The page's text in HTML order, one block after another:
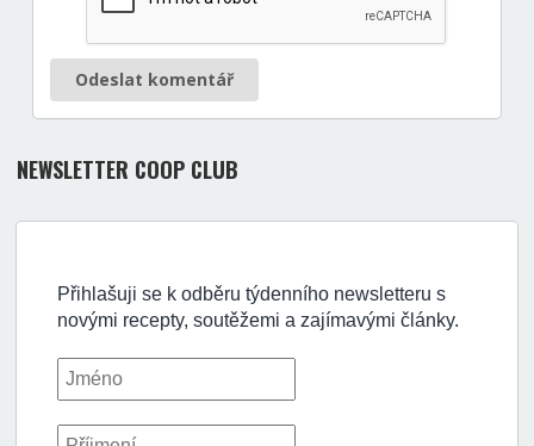
Odeslat komentář
NEWSLETTER COOP CLUB